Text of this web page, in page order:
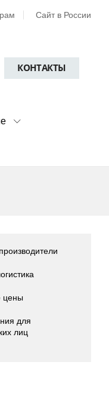
Сайт в России
КОНТАКТЫ
цены
для
лиц